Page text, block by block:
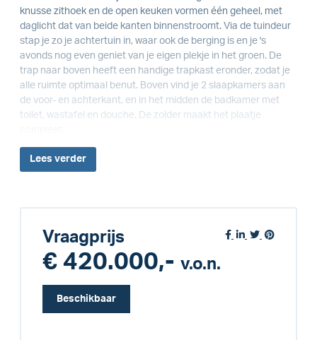
knusse zithoek en de open keuken vormen één geheel, met
daglicht dat van beide kanten binnenstroomt. Via de tuindeur
stap je zo je achtertuin in, waar ook de berging is en je 's
avonds nog even geniet van je eigen plekje in het groen. De
trap naar boven heeft een handige trapkast eronder, zodat je
alle ruimte optimaal benut. Boven vind je 2 slaapkamers aan
de voor- en achterkant, en in het midden de badkamer met
toilet, wastafel en douche. De zolder maakt het plaatje
Lees verder
Vraagprijs
€ 420.000,- v.o.n.
Beschikbaar